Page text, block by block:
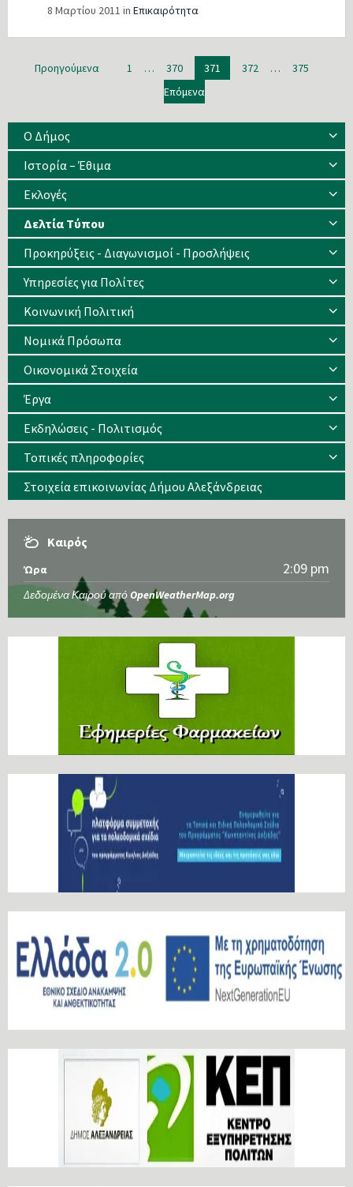
8 Μαρτίου 2011 in Επικαιρότητα
Πλοήγηση
Προηγούμενα 1 … 370 371 372 …
375
Επόμενα
Ο Δήμος
Ιστορία – Έθιμα
Eκλογές
Δελτία Τύπου
Προκηρύξεις - Διαγωνισμοί - Προσλήψεις
Υπηρεσίες για Πολίτες
Κοινωνική Πολιτική
Νομικά Πρόσωπα
Οικονομικά Στοιχεία
Έργα
Εκδηλώσεις - Πολιτισμός
Τοπικές πληροφορίες
Στοιχεία επικοινωνίας Δήμου Αλεξάνδρειας
Καιρός
Ώρα 2:09 pm
Δεδομένα Καιρού από OpenWeatherMap.org